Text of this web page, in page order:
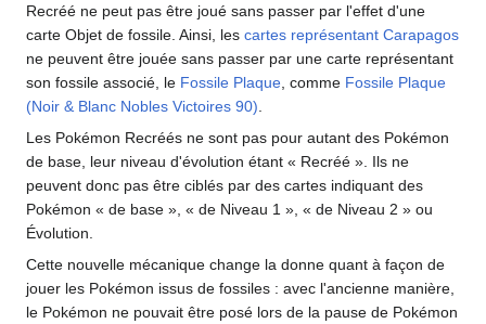
Recréé ne peut pas être joué sans passer par l'effet d'une
carte Objet de fossile. Ainsi, les cartes représentant Carapagos
ne peuvent être jouée sans passer par une carte représentant
son fossile associé, le Fossile Plaque , comme Fossile Plaque
(Noir & Blanc Nobles Victoires 90)
Les Pokémon Recréés ne sont pas pour autant des Pokémon
de base, leur niveau d'évolution étant « Recréé ». Ils ne
peuvent donc pas être ciblés par des cartes indiquant des
Pokémon « de base », « de Niveau 1 », « de Niveau 2 » ou
Évolution.
Cette nouvelle mécanique change la donne quant à façon de
jouer les Pokémon issus de fossiles : avec l'ancienne manière,
le Pokémon ne pouvait être posé lors de la pause de Pokémon